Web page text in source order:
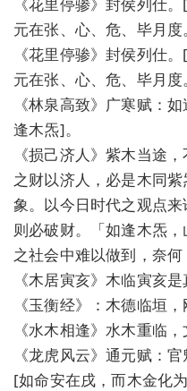
元在张、心、危、毕月度
《花里停骖》封侯列仕
元在张、心、危、毕月度
《林泉高致》广寒赋：
逢木炁]。
《损己济人》紫木当途
之财以济人，必是木同
象。以今日时代之观点
则必破财。「如逢木炁
之社会中难以做到，奈何
《木居寅亥》木临寅亥
《玉衡经》：木德临垣
《水木相逢》水木重临
《龙虎风云》通元赋：
[如命安在戌，而木金化